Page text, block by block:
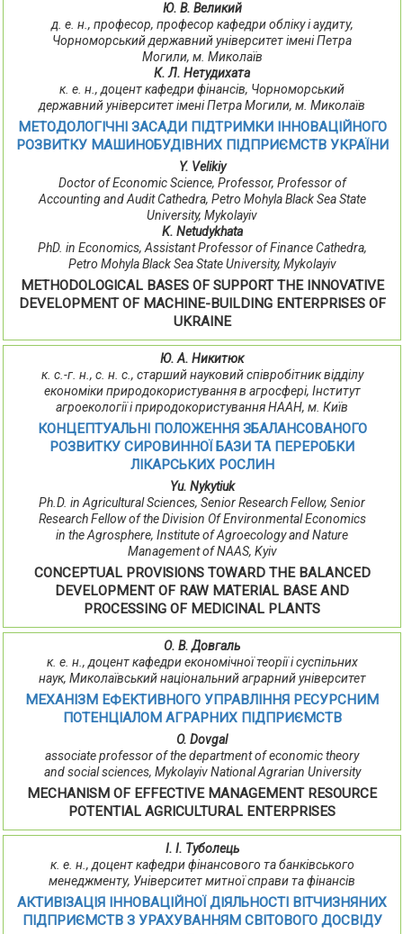
Ю. В. Великий
д. е. н., професор, професор кафедри обліку і аудиту,
Чорноморський державний університет імені Петра
Могили, м. Миколаїв
К. Л. Нетудихата
к. е. н., доцент кафедри фінансів, Чорноморський
державний університет імені Петра Могили, м. Миколаїв
МЕТОДОЛОГІЧНІ ЗАСАДИ ПІДТРИМКИ ІННОВАЦІЙНОГО
РОЗВИТКУ МАШИНОБУДІВНИХ ПІДПРИЄМСТВ УКРАЇНИ
Y. Velikiy
Doctor of Economic Science, Professor, Professor of
Accounting and Audit Cathedra, Petro Mohyla Black Sea State
University, Mykolayiv
K. Netudykhata
PhD. in Economics, Assistant Professor of Finance Cathedra,
Petro Mohyla Black Sea State University, Mykolayiv
METHODOLOGICAL BASES OF SUPPORT THE INNOVATIVE
DEVELOPMENT OF MACHINE-BUILDING ENTERPRISES OF
UKRAINE
Ю. А. Никитюк
к. с.-г. н., с. н. с., старший науковий співробітник відділу
економіки природокористування в агросфері, Інститут
агроекології і природокористування НААН, м. Київ
КОНЦЕПТУАЛЬНІ ПОЛОЖЕННЯ ЗБАЛАНСОВАНОГО
РОЗВИТКУ СИРОВИННОЇ БАЗИ ТА ПЕРЕРОБКИ
ЛІКАРСЬКИХ РОСЛИН
Yu. Nykytiuk
Ph.D. in Agricultural Sciences, Senior Research Fellow, Senior
Research Fellow of the Division Of Environmental Economics
in the Agrosphere, Institute of Agroecology and Nature
Management of NААS, Kyiv
CONCEPTUAL PROVISIONS TOWARD THE BALANCED
DEVELOPMENT OF RAW MATERIAL BASE AND
PROCESSING OF MEDICINAL PLANTS
О. В. Довгаль
к. е. н., доцент кафедри економічної теорії і суспільних
наук, Миколаївський національний аграрний університет
МЕХАНІЗМ ЕФЕКТИВНОГО УПРАВЛІННЯ РЕСУРСНИМ
ПОТЕНЦІАЛОМ АГРАРНИХ ПІДПРИЄМСТВ
O. Dovgal
associate professor of the department of economic theory
and social sciences, Mykolayiv National Agrarian University
MECHANISM OF EFFECTIVE MANAGEMENT RESOURCE
POTENTIAL AGRICULTURAL ENTERPRISES
І. І. Туболець
к. е. н., доцент кафедри фінансового та банківського
менеджменту, Університет митної справи та фінансів
АКТИВІЗАЦІЯ ІННОВАЦІЙНОЇ ДІЯЛЬНОСТІ ВІТЧИЗНЯНИХ
ПІДПРИЄМСТВ З УРАХУВАННЯМ СВІТОВОГО ДОСВІДУ